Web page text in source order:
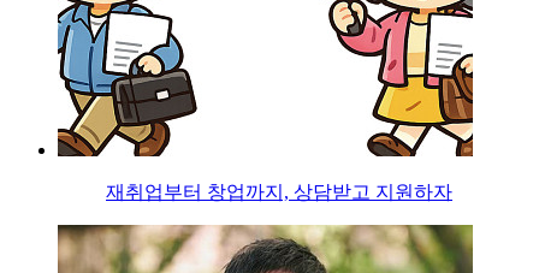
재취업부터 창업까지, 상담받고 지원하자